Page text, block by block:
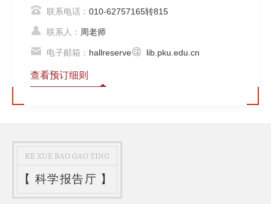
联系电话： 010-62757165转815
联系人： 周老师
电子邮箱： hallreserve lib.pku.edu.cn
查看预订细则
KE XUE BAO GAO TING
【 科学报告厅 】